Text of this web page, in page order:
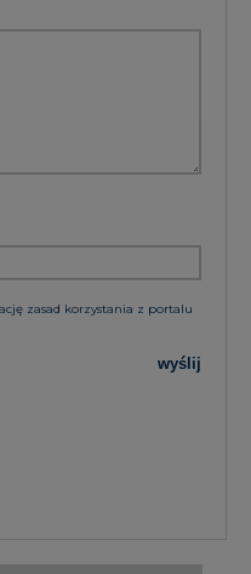
zasad korzystania z portalu
Państwo zgodę
w